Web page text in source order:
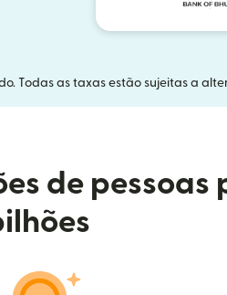
Todas as taxas estão sujeitas a
de pessoas